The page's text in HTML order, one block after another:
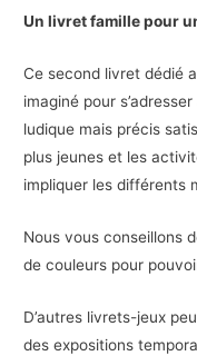
Un livret famille pour
Ce second livret dédié
imaginé pour
ludique mais précis
plus jeunes et les
impliquer les différents
Nous vous conseillons
de couleurs pour
D’autres livrets-jeux
des expositions